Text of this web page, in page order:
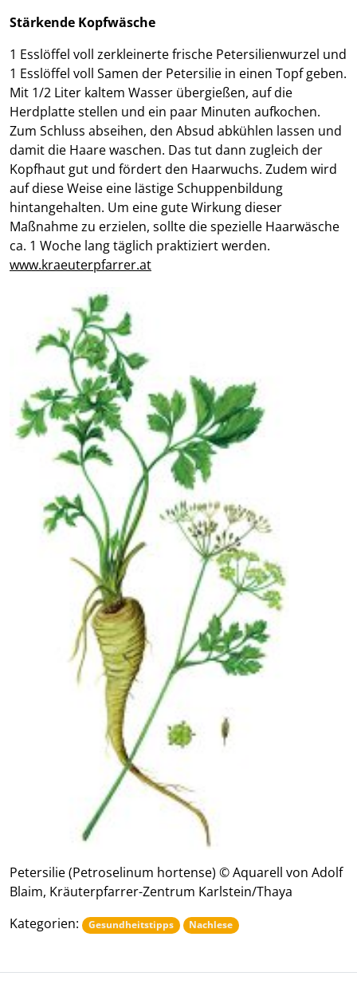
Stärkende Kopfwäsche
1 Esslöffel voll zerkleinerte frische Petersilienwurzel und
1 Esslöffel voll Samen der Petersilie in einen Topf geben.
Mit 1/2 Liter kaltem Wasser übergießen, auf die
Herdplatte stellen und ein paar Minuten aufkochen.
Zum Schluss abseihen, den Absud abkühlen lassen und
damit die Haare waschen. Das tut dann zugleich der
Kopfhaut gut und fördert den Haarwuchs. Zudem wird
auf diese Weise eine lästige Schuppenbildung
hintangehalten. Um eine gute Wirkung dieser
Maßnahme zu erzielen, sollte die spezielle Haarwäsche
ca. 1 Woche lang täglich praktiziert werden.
www.kraeuterpfarrer.at
Petersilie (Petroselinum hortense) © Aquarell von Adolf
Blaim, Kräuterpfarrer-Zentrum Karlstein/Thaya
Kategorien:
Gesundheitstipps Nachlese